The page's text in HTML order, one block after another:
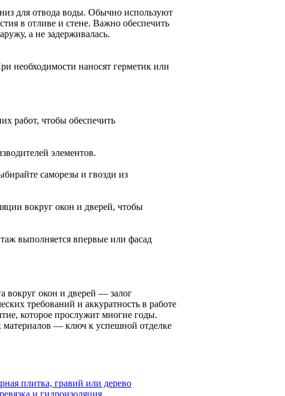
для отвода воды. Обычно используют
в отливе и стене. Важно обеспечить
а не задерживалась.
необходимости наносят герметик или
работ, чтобы обеспечить
элементов.
саморезы и гвозди из
вокруг окон и дверей, чтобы
выполняется впервые или фасад
вокруг окон и дверей — залог
требований и аккуратность в работе
которое прослужит многие годы.
материалов — ключ к успешной отделке
плитка, гравий или дерево
и гидроизоляция